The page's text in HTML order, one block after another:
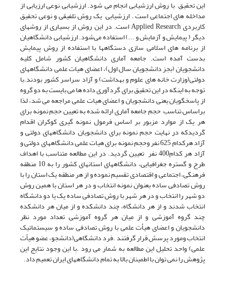
این تحقیق با روش ارزشیابی انجام می شود. ارزشیابی نوعی ارزیابی از
مداخله های اجتماعی است . ارزشیابی یک روش تلفیقی و نوعی تحقیق
کاربردی Applied Research است. در این روش از بسیاری از روشهای
دیگر ( پیمایش و آزمایش و ...) استفاده می‌شود. ارزشیابی دانشگاهیان
از برنامه های اسلامی سازی دستگاهها با استفاده از روش پیمایش
بدست آمده است. جامعه آماری دانشگاهیان کشور شامل کلیه
دانشجویان (بجز دانشجویان سال اول)، اعضای هیات علمی دانشگاههای
دولتی(وزارت خانه های علوم و بهداشت) و آزاد سراسر کشور بودند.با
توجه به اینکه در این تحقیق برای گردآوری داده ها می بایست به دو گروه
از پاسخگویان یعنی دانشجویان و اعضای هیات علمی مراجعه می شد، لذا
براساس تناسب حجم جامعه آماری ارائه شده به تعیین حجم نمونه برای
هر یک از موارد مزبور بر اساس فرمول نمونه گیری کوکران اقدام
گردیدکه در نهایت حجم نمونه برای دانشجویان دانشگاههای دولتی و
آزاد هرکدام 625 نفر وحجم نمونه برای هیات علمی دانشگاههای دولتی و
آزاد هر کدام400 نفر تعیین گردید. در این مطالعه متناسب با اهداف
طرح و گستره جغرافیایی، دانشگاههای استانهای کشور را به 10 منطقه
فرهنگی، اجتماعی و اقتصادی تقسیم نموده و از هر منطقه یک استان را با
روش تصادفی ساده بعنوان نمونه انتخاب و در هر استان با همین روش
دو شهر را انتخاب و در هر شهر با روش تصادفی ساده یک یا دو دانشگاه
انتخاب شدند و از هر دانشگاه، چند دانشکده و از میان هر دانشکده
چند گروه آموزشی و از میان هر گروه آموزشی تعداد مورد نظر
دانشجویان و اعضای هیأت علمی با روش تصادفی ساده و سیستماتیک
انتخاب ومورد پرسش قرار گرفتند .فرد دانشگاهی(دانشجو، عضو هیأت
علمی) واحد تحلیل این مطالعه به شمار می رود .با این وجود نتایج این
پژوهش را نمی توان با اطمینان بالا به تمام دانشگاههای ایران تعمیم داد.